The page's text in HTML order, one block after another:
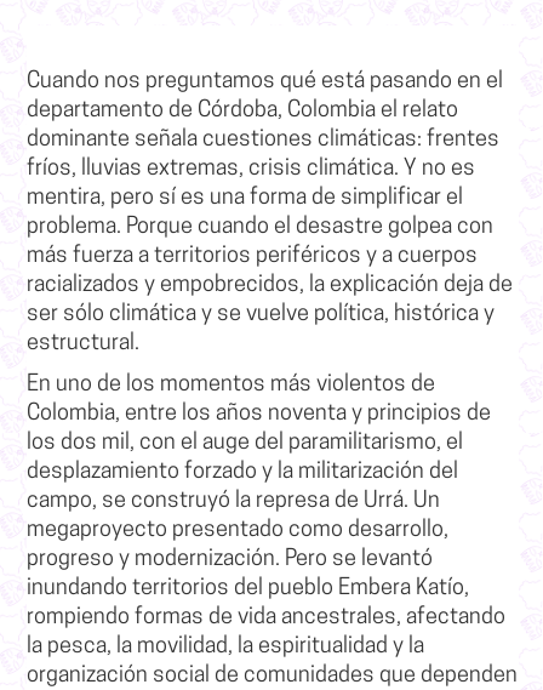
Cuando nos preguntamos qué está pasando en el
departamento de Córdoba, Colombia el relato
dominante señala cuestiones climáticas: frentes
fríos, lluvias extremas, crisis climática. Y no es
mentira, pero sí es una forma de simplificar el
problema. Porque cuando el desastre golpea con
más fuerza a territorios periféricos y a cuerpos
racializados y empobrecidos, la explicación deja de
ser sólo climática y se vuelve política, histórica y
estructural.
En uno de los momentos más violentos de
Colombia, entre los años noventa y principios de
los dos mil, con el auge del paramilitarismo, el
desplazamiento forzado y la militarización del
campo, se construyó la represa de Urrá. Un
megaproyecto presentado como desarrollo,
progreso y modernización. Pero se levantó
inundando territorios del pueblo Embera Katío,
rompiendo formas de vida ancestrales, afectando
la pesca, la movilidad, la espiritualidad y la
organización social de comunidades que dependen